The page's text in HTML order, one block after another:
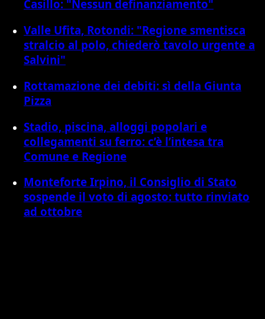
Casillo: "Nessun definanziamento"
Valle Ufita, Rotondi: "Regione smentisca
stralcio al polo, chiederò tavolo urgente a
Salvini"
Rottamazione dei debiti: sì della Giunta
Pizza
Stadio, piscina, alloggi popolari e
collegamenti su ferro: c’è l’intesa tra
Comune e Regione
Monteforte Irpino, il Consiglio di Stato
sospende il voto di agosto: tutto rinviato
ad ottobre